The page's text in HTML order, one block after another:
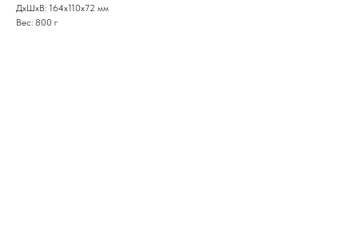
ДxШxВ: 164x110x72 мм
Вес: 800 г